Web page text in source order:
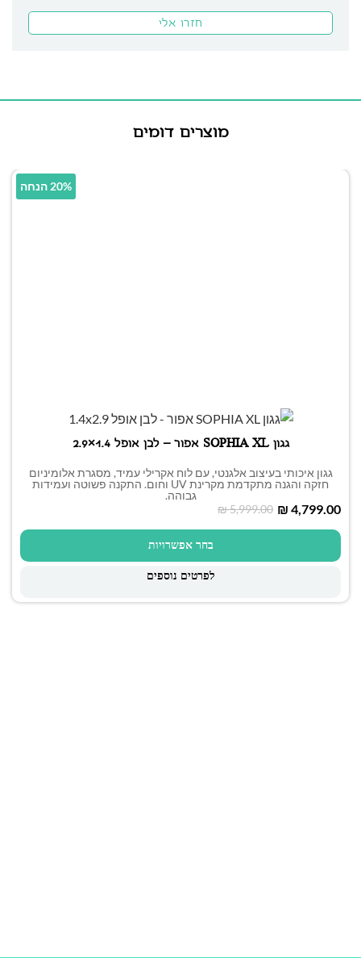
מוצרים דומים
20% הנחה
גגון SOPHIA XL אפור – לבן אופל 1.4×2.9
גגון איכותי בעיצוב אלגנטי, עם לוח אקרילי עמיד, מסגרת אלומיניום
חזקה והגנה מתקדמת מקרינת UV וחום. התקנה פשוטה ועמידות
גבוהה.
₪5,999.00 ₪ 4,799.00
בחר אפשרויות
לפרטים נוספים